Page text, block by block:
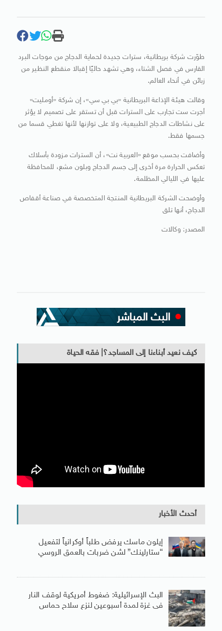
طوّرت شركة بريطانية، سترات جديدة لحماية الدجاج من موجات البرد
القارس في فصل الشتاء، وهي تشهد حاليًا إقبالا منقطع النظير من
زبائن في أنحاء العالم.
وقالت هيئة الإذاعة البريطانية «بي بي سي»، إن شركة «أومليت»
أجرت ست تجارب على السترات قبل أن تستقر على تصميم لا يؤثر
على نشاطات الدجاج الطبيعية، ولا على توازنها لأنها تغطي قسما من
جسمها فقط.
وأضافت بحسب موقع «العربية نت»، أن السترات مزودة بأسلاك
تعكس الحرارة مرة أخرى إلى جسم الدجاج وبلون مشع، للمحافظة
عليها في الليالي المظلمة.
وأوضحت الشركة البريطانية المنتجة المتخصصة في صناعة أقفاص
الدجاج، أنها تلق
المصدر: وكالات
كيف نعيد أبناءنا إلى المساجد؟| فقه الحياة
أحدث الأخبار
إيلون ماسك يرفض طلباً أوكرانياً لتفعيل
“ستارلينك” لشن ضربات بالعمق الروسي
البث الإسرائيلية: ضغوط أمريكية لوقف النار
فى غزة لمدة أسبوعين لنزع سلاح حماس